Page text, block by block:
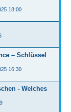
18:00
– Schlüssel
16:30
- Welches